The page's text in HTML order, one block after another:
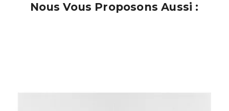
Nous Vous Proposons Aussi :